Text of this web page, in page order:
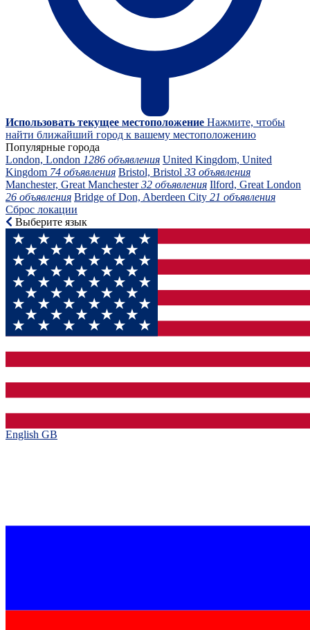
Использовать текущее местоположение Нажмите, чтобы
найти ближайший город к вашему местоположению
Популярные города
London, London 1286 объявления United Kingdom, United
Kingdom 74 объявления Bristol, Bristol 33 объявления
Manchester, Great Manchester32 объявления Ilford, Great London
26 объявления Bridge of Don, Aberdeen City 21 объявления
Сброс локации
Выберите язык
English GB‎